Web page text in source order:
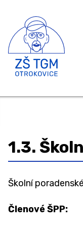
1.3.
Školní
Členové ŠPP: